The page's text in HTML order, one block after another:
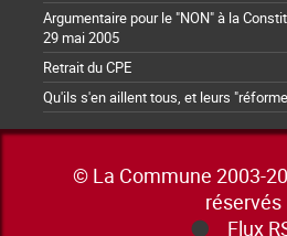
Argumentaire pour le "NON" à la
29 mai 2005
Retrait du CPE
Qu'ils s'en aillent tous, et leurs
© La Commune 2003-
réservés
Flux